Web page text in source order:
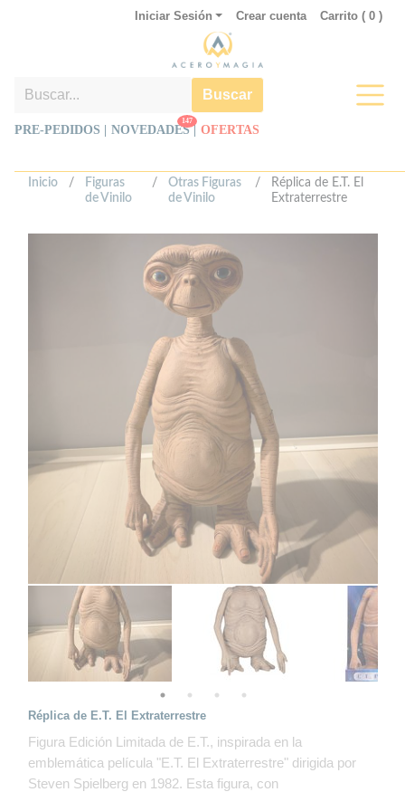
Carrito ( 0 )
Crear cuenta
Iniciar Sesión
Buscar
PRE-PEDIDOS | NOVEDADES
147
| OFERTAS
Inicio /
Figuras
de Vinilo
/ Otras Figuras
de Vinilo
/
Réplica de E.T. El
Extraterrestre
Réplica de E.T. El Extraterrestre
Figura Edición Limitada de E.T., inspirada en la
emblemática película "E.T. El Extraterrestre" dirigida por
Steven Spielberg en 1982. Esta figura, con